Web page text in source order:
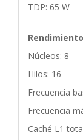
TDP: 65 W
Rendimiento
Núcleos: 8
Hilos: 16
Frecuencia
Frecuencia
Caché L1